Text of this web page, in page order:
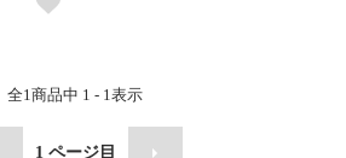
全1商品中 1 - 1表示
1 ページ目